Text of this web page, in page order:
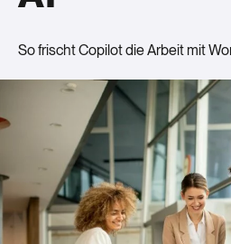
So frischt Copilot die Arbeit mit